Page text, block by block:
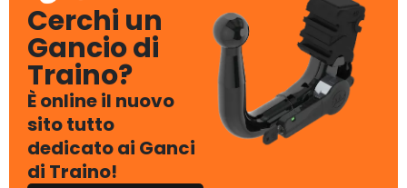
Cerchi un
Gancio di
Traino?
È online il nuovo
sito tutto
dedicato ai Ganci
di Traino!